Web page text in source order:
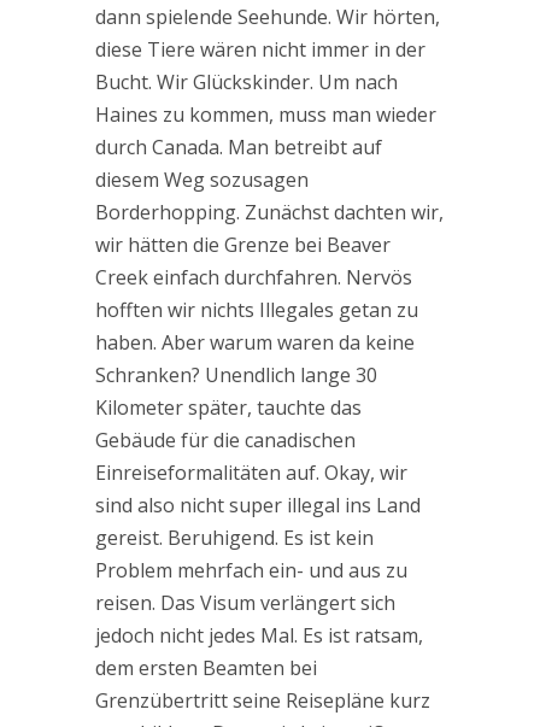
dann spielende Seehunde. Wir hörten,
diese Tiere wären nicht immer in der
Bucht. Wir Glückskinder. Um nach
Haines zu kommen, muss man wieder
durch Canada. Man betreibt auf
diesem Weg sozusagen
Borderhopping. Zunächst dachten wir,
wir hätten die Grenze bei Beaver
Creek einfach durchfahren. Nervös
hofften wir nichts Illegales getan zu
haben. Aber warum waren da keine
Schranken? Unendlich lange 30
Kilometer später, tauchte das
Gebäude für die canadischen
Einreiseformalitäten auf. Okay, wir
sind also nicht super illegal ins Land
gereist. Beruhigend. Es ist kein
Problem mehrfach ein- und aus zu
reisen. Das Visum verlängert sich
jedoch nicht jedes Mal. Es ist ratsam,
dem ersten Beamten bei
Grenzübertritt seine Reisepläne kurz